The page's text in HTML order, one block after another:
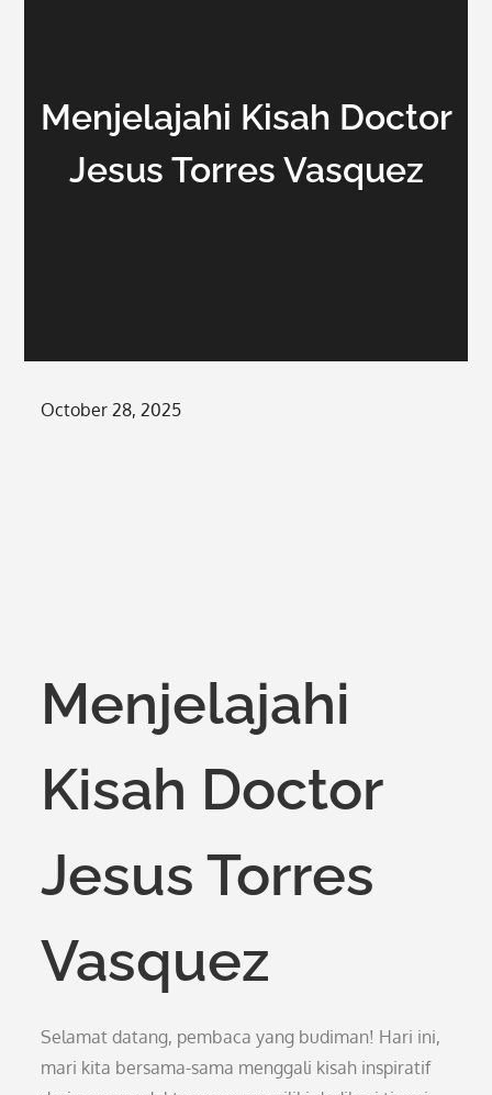
Menjelajahi Kisah Doctor
Jesus Torres Vasquez
Posted
October 28, 2025
Menjelajahi
Kisah Doctor
Jesus Torres
Vasquez
Selamat datang, pembaca yang budiman! Hari ini,
mari kita bersama-sama menggali kisah inspiratif